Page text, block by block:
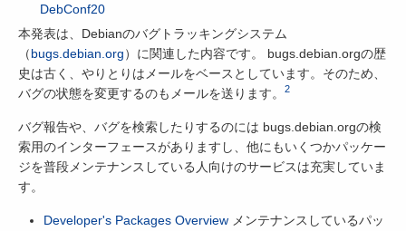
DebConf20
本発表は、Debianのバグトラッキングシステム
（bugs.debian.org）に関連した内容です。 bugs.debian.orgの歴
史は古く、やりとりはメールをベースとしています。そのため、
バグの状態を変更するのもメールを送ります。
2
バグ報告や、バグを検索したりするのには bugs.debian.orgの検
索用のインターフェースがありますし、他にもいくつかパッケー
ジを普段メンテナンスしている人向けのサービスは充実していま
す。
Developer's Packages Overviewメンテナンスしているパッ